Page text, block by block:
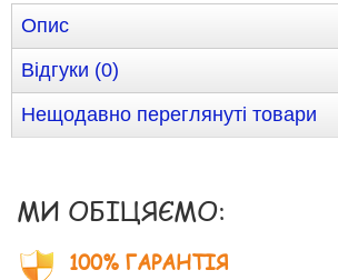
Опис
Відгуки (0)
Нещодавно переглянуті товари
МИ ОБІЦЯЄМО:
100% ГАРАНТІЯ